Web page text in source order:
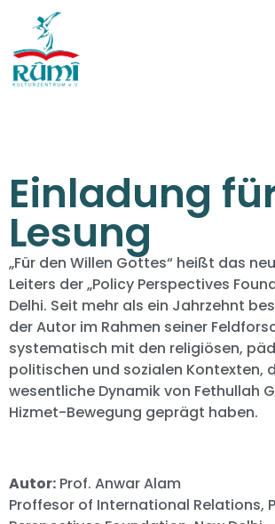
Einladung
Lesung
„Für den Willen Gottes“ heißt das
Leiters der „Policy Perspectives
Delhi. Seit mehr als ein Jahrzehnt
der Autor im Rahmen seiner
systematisch mit den religiösen,
politischen und sozialen Kontexten,
wesentliche Dynamik von Fethullah
Hizmet-Bewegung geprägt haben.
Autor: Prof. Anwar Alam
Proffesor of International Relations,